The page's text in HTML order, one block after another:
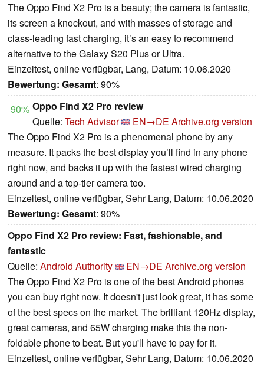
The Oppo Find X2 Pro is a beauty; the camera is fantastic,
its screen a knockout, and with masses of storage and
class-leading fast charging, it’s an easy to recommend
alternative to the Galaxy S20 Plus or Ultra.
Einzeltest, online verfügbar, Lang, Datum: 10.06.2020
Bewertung: Gesamt: 90%
90% Oppo Find X2 Pro review
Quelle: Tech Advisor EN→DE Archive.org version
The Oppo Find X2 Pro is a phenomenal phone by any
measure. It packs the best display you’ll find in any phone
right now, and backs it up with the fastest wired charging
around and a top-tier camera too.
Einzeltest, online verfügbar, Sehr Lang, Datum: 10.06.2020
Bewertung: Gesamt: 90%
Oppo Find X2 Pro review: Fast, fashionable, and
fantastic
Quelle: Android Authority EN→DE Archive.org version
The Oppo Find X2 Pro is one of the best Android phones
you can buy right now. It doesn't just look great, it has some
of the best specs on the market. The brilliant 120Hz display,
great cameras, and 65W charging make this the non-
foldable phone to beat. But you'll have to pay for it.
Einzeltest, online verfügbar, Sehr Lang, Datum: 10.06.2020